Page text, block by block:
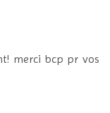
merci bcp pr vos